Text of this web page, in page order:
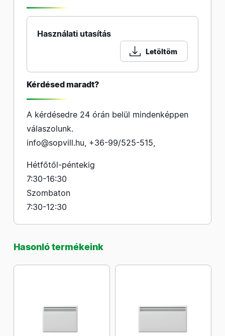
Használati utasítás
Letöltöm
Kérdésed maradt?
A kérdésedre 24 órán belül mindenképpen
válaszolunk.
info@sopvill.hu, +36-99/525-515,
Hétfőtől-péntekig
7:30-16:30
Szombaton
7:30-12:30
Hasonló termékeink